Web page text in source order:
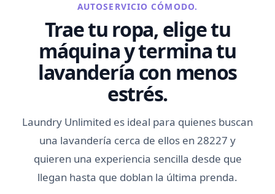
AUTOSERVICIO CÓMODO.
Trae tu ropa, elige tu
máquina y termina tu
lavandería con menos
estrés.
Laundry Unlimited es ideal para quienes buscan
una lavandería cerca de ellos en 28227 y
quieren una experiencia sencilla desde que
llegan hasta que doblan la última prenda.